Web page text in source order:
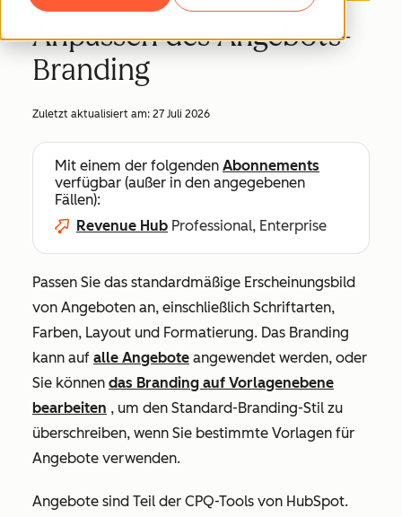
Anpassen des Angebots-
Branding
Zuletzt aktualisiert am: 27 Juli 2026
Mit einem der folgenden Abonnements
verfügbar (außer in den angegebenen
Fällen):
Revenue Hub Professional, Enterprise
Passen Sie das standardmäßige Erscheinungsbild
von Angeboten an, einschließlich Schriftarten,
Farben, Layout und Formatierung. Das Branding
kann auf alle Angebote angewendet werden, oder
Sie können das Branding auf Vorlagenebene
bearbeiten , um den Standard-Branding-Stil zu
überschreiben, wenn Sie bestimmte Vorlagen für
Angebote verwenden.
Angebote sind Teil der CPQ-Tools von HubSpot.